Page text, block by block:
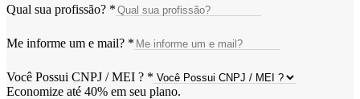
Qual sua profissão? *
Me informe um e mail? *
Você Possui CNPJ / MEI ? *
Economize até 40% em seu plano.